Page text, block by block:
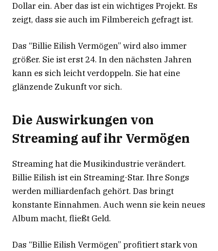
Dollar ein. Aber das ist ein wichtiges Projekt. Es
zeigt, dass sie auch im Filmbereich gefragt ist.
Das “Billie Eilish Vermögen” wird also immer
größer. Sie ist erst 24. In den nächsten Jahren
kann es sich leicht verdoppeln. Sie hat eine
glänzende Zukunft vor sich.
Die Auswirkungen von
Streaming auf ihr Vermögen
Streaming hat die Musikindustrie verändert.
Billie Eilish ist ein Streaming-Star. Ihre Songs
werden milliardenfach gehört. Das bringt
konstante Einnahmen. Auch wenn sie kein neues
Album macht, fließt Geld.
Das “Billie Eilish Vermögen” profitiert stark von